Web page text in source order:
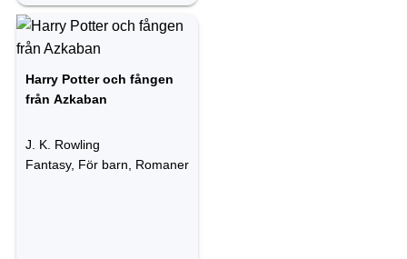
Harry Potter och fången
från Azkaban
J. K. Rowling
Fantasy, För barn, Romaner